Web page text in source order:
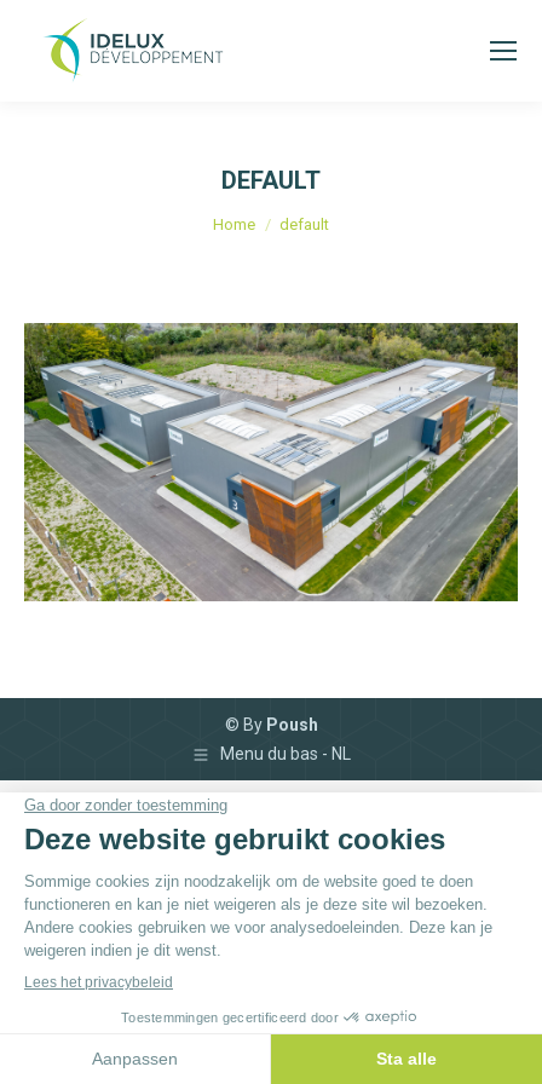
DEFAULT
Je bent hier:
Home default
© By Poush
Menu du bas - NL